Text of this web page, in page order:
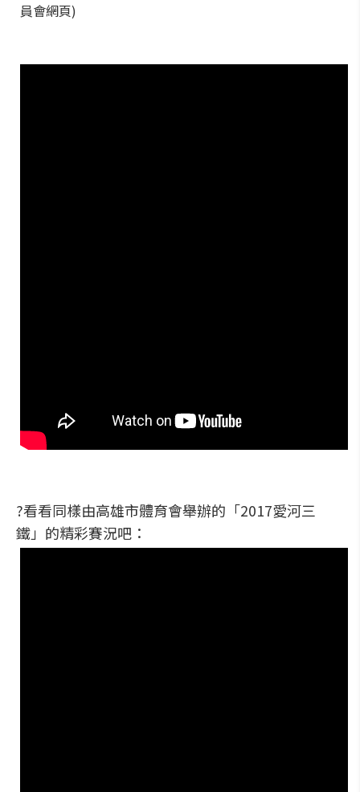
員會網頁)
?看看同樣由高雄市體育會舉辦的「2017愛河三
鐵」的精彩賽況吧：